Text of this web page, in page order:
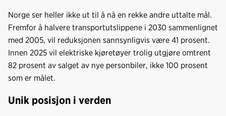
Norge ser heller ikke ut til å nå en rekke andre uttalte mål.
Fremfor å halvere transportutslippene i 2030 sammenlignet
med 2005, vil reduksjonen sannsynligvis være 41 prosent.
Innen 2025 vil elektriske kjøretøyer trolig utgjøre omtrent
82 prosent av salget av nye personbiler, ikke 100 prosent
som er målet.
Unik posisjon i verden